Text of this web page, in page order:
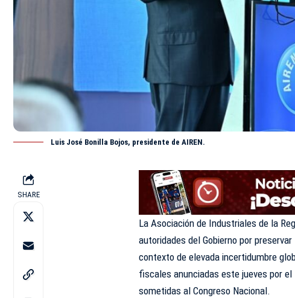
Luis José Bonilla Bojos, presidente de AIREN.
SHARE
La Asociación de Industriales de la
autoridades del Gobierno por
contexto de elevada incertidumbre
fiscales anunciadas este jueves por
sometidas al Congreso Nacional.